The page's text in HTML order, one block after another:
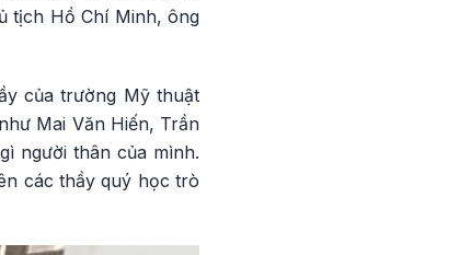
tịch Hồ Chí Minh, ông
của trường Mỹ thuật
Mai Văn Hiến, Trần
người thân của mình.
các thầy quý học trò